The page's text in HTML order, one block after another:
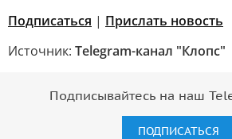
Подписаться | Прислать новость
Источник: Telegram-канал "Клопс"
Подписывайтесь на наш
ПОДПИСАТЬСЯ